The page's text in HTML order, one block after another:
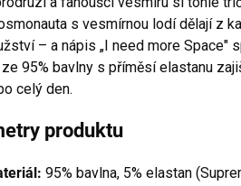
s vesmírnou lodí dělají z
– a nápis „I need more Space"
95% bavlny s příměsí elastanu
celý den.
produktu
95% bavlna, 5% elastan